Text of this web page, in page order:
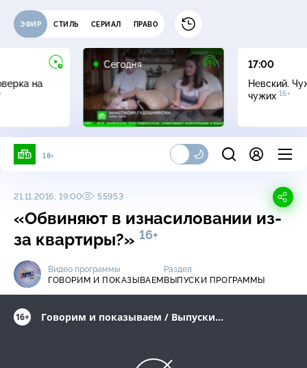
ЭФИР СТИЛЬ СЕРИАЛ ПРАВО
на
Сегодня
17:00
Невский.
чужих 16+
18+
21.11.2016, 19:00 55953
«Обвиняют в изнасиловании из-
за квартиры?» 16+
Видео программы
ГОВОРИМ И ПОКАЗЫВАЕМ
Раздел
ВЫПУСКИ ПРОГРАММЫ
16+
Говорим и показываем / Выпуски